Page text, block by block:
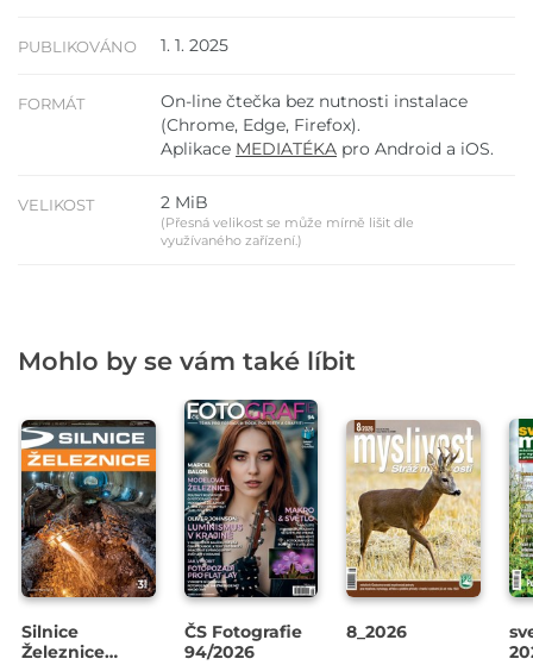
PUBLIKOVÁNO 1. 1. 2025
FORMÁT
On-line čtečka bez nutnosti instalace
(Chrome, Edge, Firefox).
Aplikace MEDIATÉKA pro Android a iOS.
VELIKOST 2 MiB
(Přesná velikost se může mírně lišit dle
využívaného zařízení.)
Mohlo by se vám také líbit
Silnice
Železnice
ČS Fotografie
94/2026
8_2026